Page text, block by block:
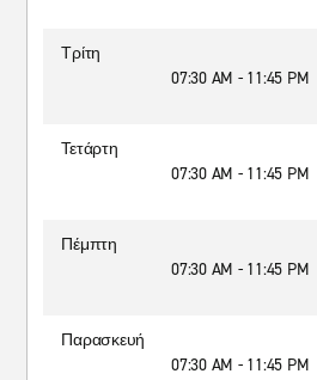
Τρίτη
07:30 AM - 11:45 PM
Τετάρτη
07:30 AM - 11:45 PM
Πέμπτη
07:30 AM - 11:45 PM
Παρασκευή
07:30 AM - 11:45 PM